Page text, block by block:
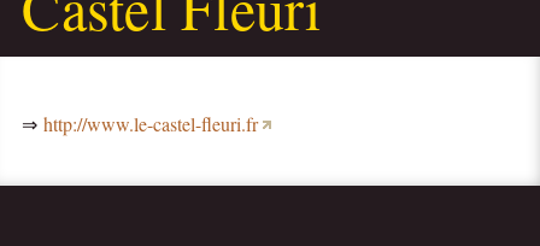
⇒http://www.le-castel-fleuri.fr